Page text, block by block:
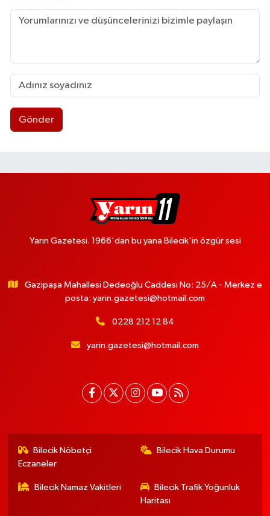
Gönder
Yarın Gazetesi. 1966'dan bu yana Bilecik'in özgür sesi
Gazipaşa Mahallesi Dedeoğlu Caddesi No: 25/A - Merkez e
posta: yarin.gazetesi@hotmail.com
0228 212 12 84
yarin.gazetesi@hotmail.com
Bilecik Nöbetçi
Eczaneler
Bilecik Hava Durumu
Bilecik Namaz Vakitleri
Bilecik Trafik Yoğunluk
Haritası